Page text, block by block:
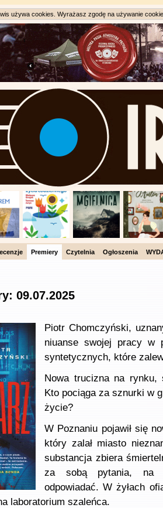
używa cookies. Wyrażasz zgodę na używanie
Premiery Czytelnia Ogłoszenia
09.07.2025
Piotr Chomczyński,
niuanse swojej pracy w
syntetycznych, które
Nowa trucizna na rynku,
Kto pociąga za sznurki w
życie?
W Poznaniu pojawił się
który zalał miasto
substancja zbiera
za sobą pytania,
odpowiadać. W żyłach
laboratorium szaleńca.